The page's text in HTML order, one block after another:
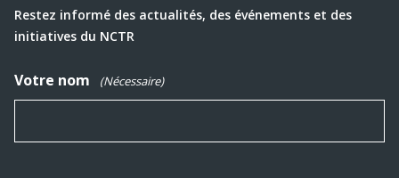
Restez informé des actualités, des événements et des
initiatives du NCTR
Votre nom (Nécessaire)